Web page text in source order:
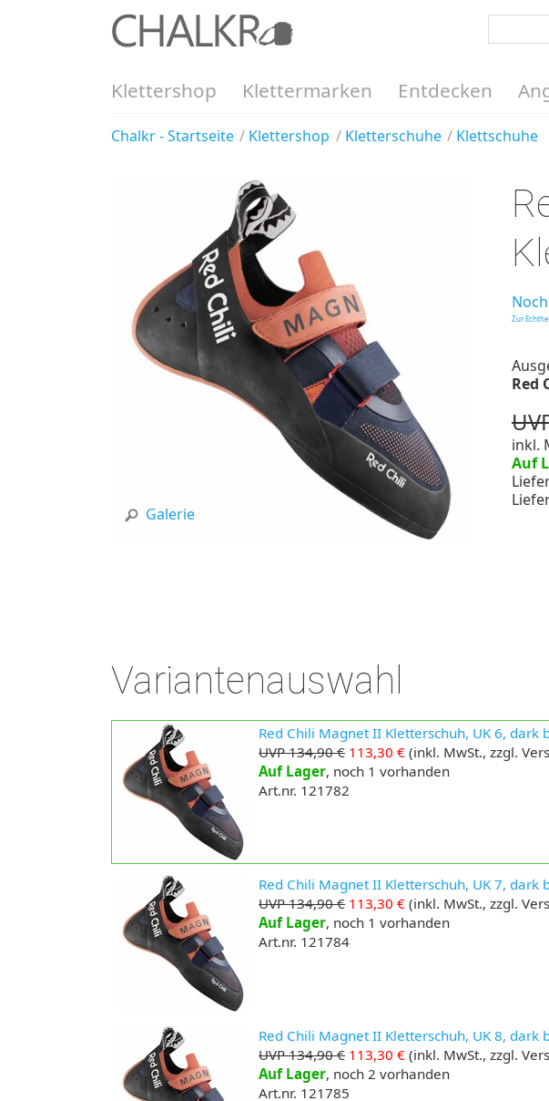
Klettershop Klettermarken Entdecken
Chalkr - Startseite Klettershop Kletterschuhe Klettschuhe
Galerie
Zur
Red
inkl.
Auf
Variantenauswahl
Red Chili Magnet II Kletterschuh, UK 6, dark
UVP 134,90 € 113,30 € (inkl. MwSt., zzgl.
Auf Lager, noch 1 vorhanden
Art.nr. 121782
Red Chili Magnet II Kletterschuh, UK 7, dark
UVP 134,90 € 113,30 € (inkl. MwSt., zzgl.
Auf Lager, noch 1 vorhanden
Art.nr. 121784
Red Chili Magnet II Kletterschuh, UK 8, dark
UVP 134,90 € 113,30 € (inkl. MwSt., zzgl.
Auf Lager, noch 2 vorhanden
Art.nr. 121785